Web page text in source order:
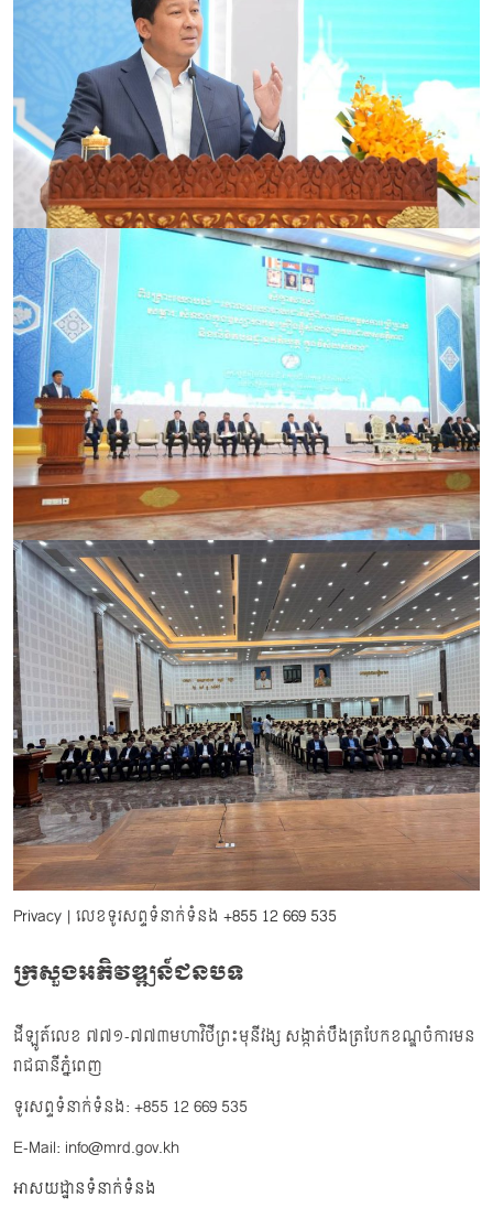
Privacy | លេខទូរសព្ទទំនាក់ទំនង +855 12 669 535
ក្រសួងអភិវឌ្ឍន៍ជនបទ
ដីឡូត៍លេខ ៧៧១-៧៧៣មហាវិថីព្រះមុនីវង្ស សង្កាត់បឹងត្របែកខណ្ឌចំការមន
រាជធានីភ្នំពេញ
ទូរសព្ទទំនាក់ទំនង: +855 12 669 535
E-Mail: info@mrd.gov.kh
អាសយដ្ឋានទំនាក់ទំនង